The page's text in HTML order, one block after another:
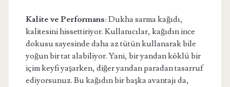
Kalite ve Performans: Dukha sarma kağıdı,
kalitesini hissettiriyor. Kullanıcılar, kağıdın ince
dokusu sayesinde daha az tütün kullanarak bile
yoğun bir tat alabiliyor. Yani, bir yandan köklü bir
içim keyfi yaşarken, diğer yandan paradan tasarruf
ediyorsunuz. Bu kağıdın bir başka avantajı da,